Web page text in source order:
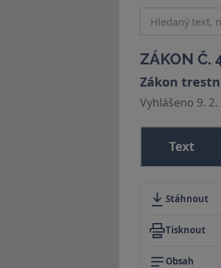
ZÁKON Č.
Zákon
Vyhlášeno 9.
Text
Stáhnout
Tisknout
Obsah